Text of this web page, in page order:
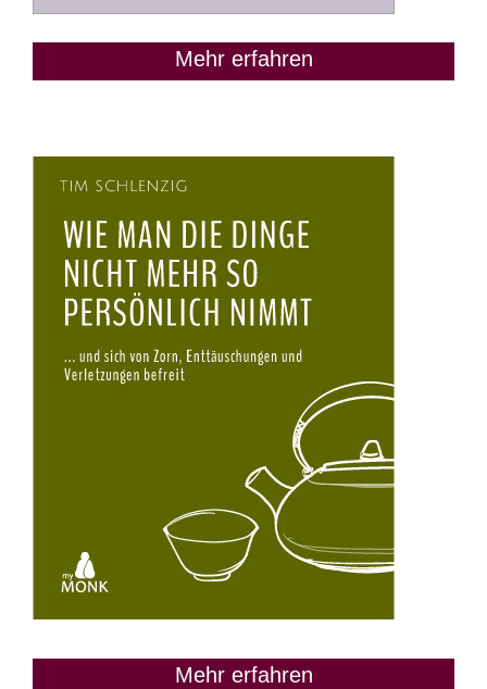
Mehr erfahren
Mehr erfahren